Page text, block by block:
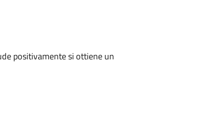
positivamente si ottiene un